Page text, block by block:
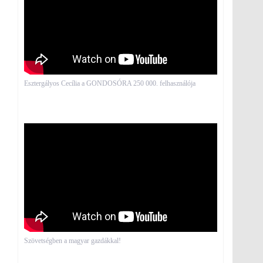
Esztergályos Cecília a GONDOSÓRA 250 000. felhasználója
Szövetségben a magyar gazdákkal!